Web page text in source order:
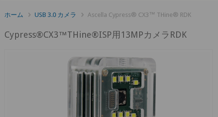
ホーム USB 3.0 カメラ Ascella Cypress® CX3™ THine® RDK
Cypress®CX3™THine®ISP用13MPカメラRDK